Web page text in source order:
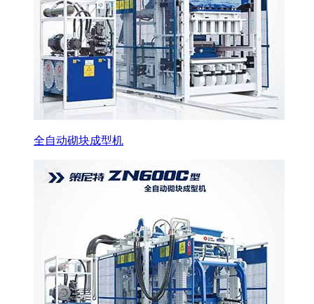
全自动砌块成型机